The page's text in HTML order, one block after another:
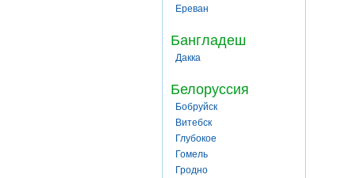
Ереван
Бангладеш
Дакка
Белоруссия
Бобруйск
Витебск
Глубокое
Гомель
Гродно